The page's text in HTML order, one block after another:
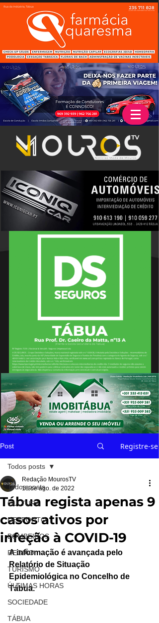
Post Registre-se
Todos posts
CULTURA
DESPORTO
BOMBEIROS
REGIÃO
TURISMO
ÚLTIMAS HORAS
SOCIEDADE
TÁBUA
Todos posts
Tábua regista apenas 9
casos ativos por
infeção à COVID-19
Redação MourosTV
18 de ago. de 2022
A informação é avançada pelo
Relatório de Situação
Epidemiológica no Concelho de
Tábua.